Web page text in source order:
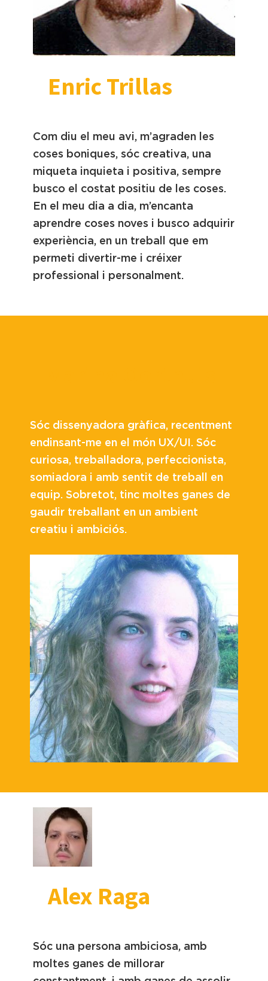
Enric Trillas
Com diu el meu avi, m’agraden les
coses boniques, sóc creativa, una
miqueta inquieta i positiva, sempre
busco el costat positiu de les coses.
En el meu dia a dia, m’encanta
aprendre coses noves i busco adquirir
experiència, en un treball que em
permeti divertir-me i créixer
professional i personalment.
Sóc dissenyadora gràfica, recentment
endinsant-me en el món UX/UI. Sóc
curiosa, treballadora, perfeccionista,
somiadora i amb sentit de treball en
equip. Sobretot, tinc moltes ganes de
gaudir treballant en un ambient
creatiu i ambiciós.
Alex Raga
Sóc una persona ambiciosa, amb
moltes ganes de millorar